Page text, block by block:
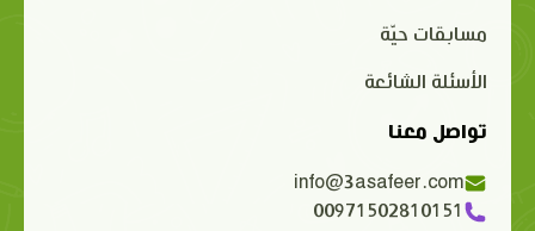
مسابقات حيّة
الأسئلة الشائعة
تواصل معنا
info@3asafeer.com
00971502810151